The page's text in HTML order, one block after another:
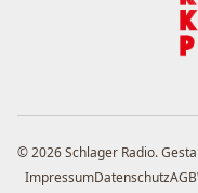
© 2026 Schlager Radio.
ImpressumDatenschutzAGB